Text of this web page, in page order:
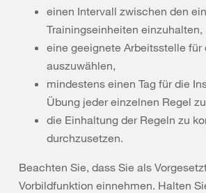
einen Intervall zwischen den
Trainingseinheiten einzuhalten,
eine geeignete Arbeitsstelle für
auszuwählen,
mindestens einen Tag für die
Übung jeder einzelnen Regel
die Einhaltung der Regeln zu
durchzusetzen.
Beachten Sie, dass Sie als
Vorbildfunktion einnehmen. Halten